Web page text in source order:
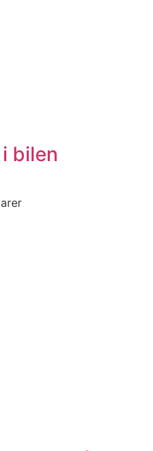
bilen